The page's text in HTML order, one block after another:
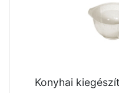
Konyhai